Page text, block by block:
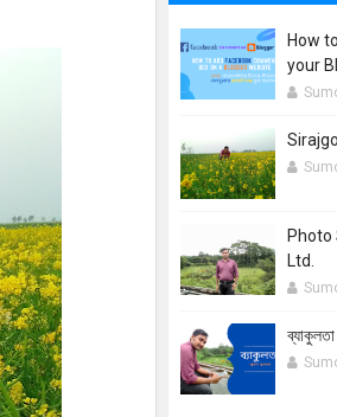
How
your
Photo
Ltd.
ব্যাকুলতা